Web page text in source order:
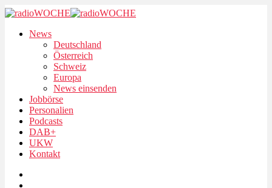
News
Deutschland
Österreich
Schweiz
Europa
News einsenden
Jobbörse
Personalien
Podcasts
DAB+
UKW
Kontakt